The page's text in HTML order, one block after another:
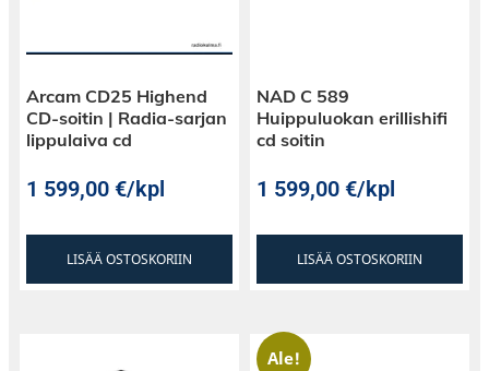
Arcam CD25 Highend
CD-soitin | Radia-sarjan
lippulaiva cd
1 599,00€/kpl
LISÄÄ OSTOSKORIIN
NAD C 589
Huippuluokan erillishifi
cd soitin
1 599,00€/kpl
LISÄÄ OSTOSKORIIN
Ale!